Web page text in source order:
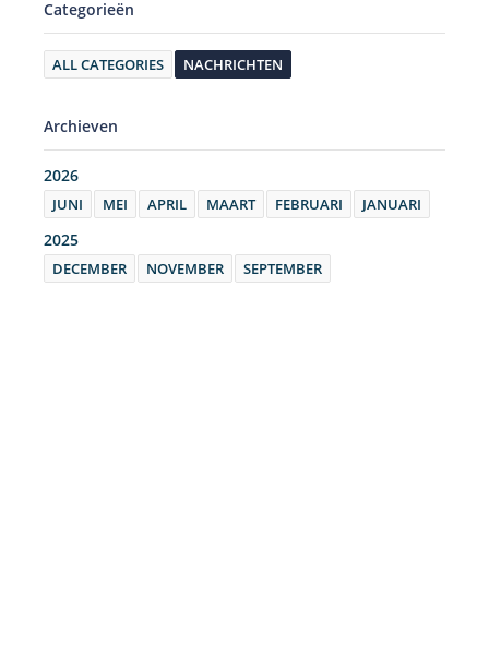
Categorieën
ALL CATEGORIES NACHRICHTEN
Archieven
2026
JUNI MEI APRIL MAART FEBRUARI JANUARI
2025
DECEMBER NOVEMBER SEPTEMBER